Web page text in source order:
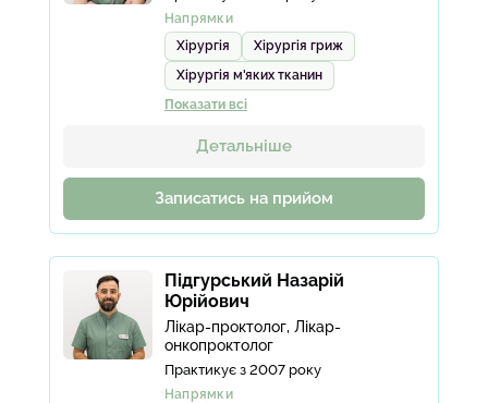
Напрямки
Хірургія
Хірургія гриж
Хірургія м'яких тканин
Показати всі
Детальніше
Записатись на прийом
Підгурський Назарій
Юрійович
Лікар-проктолог, Лікар-
онкопроктолог
Практикує з 2007 року
Напрямки